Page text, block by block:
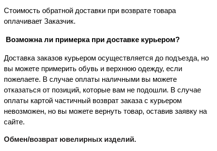
Стоимость обратной доставки при возврате товара
оплачивает Заказчик.
Возможна ли примерка при доставке курьером?
Доставка заказов курьером осуществляется до подъезда, но
вы можете примерить обувь и верхнюю одежду, если
пожелаете. В случае оплаты наличными вы можете
отказаться от позиций, которые вам не подошли. В случае
оплаты картой частичный возврат заказа с курьером
невозможен, но вы можете вернуть товар, оставив заявку на
сайте.
Обмен/возврат ювелирных изделий.